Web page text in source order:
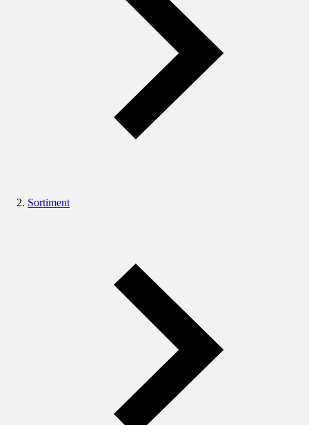
Sortiment